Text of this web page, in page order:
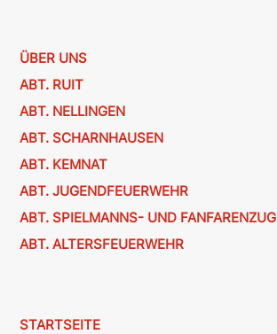
ÜBER UNS
ABT. RUIT
ABT. NELLINGEN
ABT. SCHARNHAUSEN
ABT. KEMNAT
ABT. JUGENDFEUERWEHR
ABT. SPIELMANNS- UND FANFARENZUG
ABT. ALTERSFEUERWEHR
STARTSEITE